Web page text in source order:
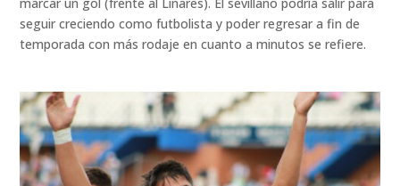
seguir creciendo como futbolista y poder regresar a fin de
temporada con más rodaje en cuanto a minutos se refiere.